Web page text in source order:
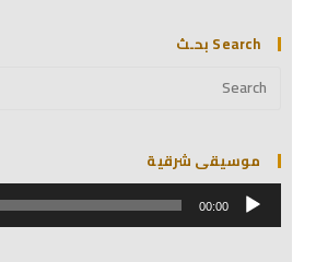
Search بحـث
موسيقى شرقية
مشغل
الصوت 00:00